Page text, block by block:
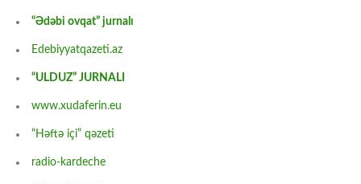
“Ədəbi ovqat” jurnalı
Edebiyyatqazeti.az
“ULDUZ” JURNALI
www.xudaferin.eu
“Həftə içi” qəzeti
radio-kardeche